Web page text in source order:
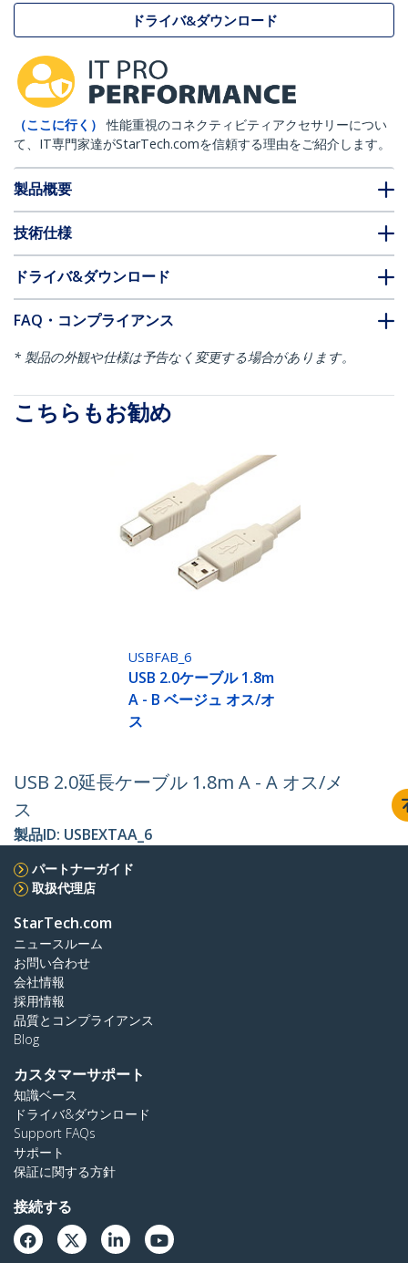
ドライバ&ダウンロード
（ここに行く）
性能重視のコネクティビティアクセサリーについ
て、IT専門家達がStarTech.comを信頼する理由をご紹介します。
製品概要
技術仕様
ドライバ&ダウンロード
FAQ・コンプライアンス
* 製品の外観や仕様は予告なく変更する場合があります。
こちらもお勧め
USBFAB_6
USB 2.0ケーブル 1.8m
A - B ベージュ オス/オ
ス
USB 2.0延長ケーブル 1.8m A - A オス/メ
ス
製品ID: USBEXTAA_6
パートナーガイド
取扱代理店
StarTech.com
ニュースルーム
お問い合わせ
会社情報
採用情報
品質とコンプライアンス
Blog
カスタマーサポート
知識ベース
ドライバ&ダウンロード
Support FAQs
サポート
保証に関する方針
接続する